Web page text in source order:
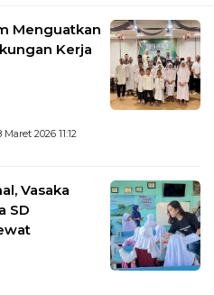
Menguatkan
Kerja
Maret 2026 11:12
Vasaka
SD